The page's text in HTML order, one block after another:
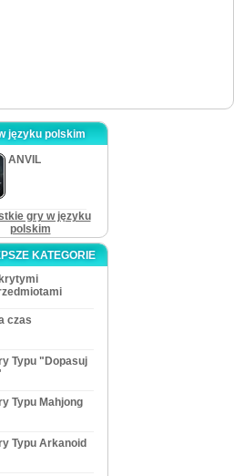
języku polskim
ANVIL
gry w języku
polskim
KATEGORIE
czas
Typu "Dopasuj
Typu Mahjong
Typu Arkanoid